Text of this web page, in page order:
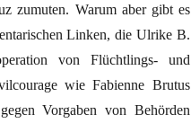
zumuten. Warum aber gibt es
Linken, die Ulrike B.
von Flüchtlings- und
wie Fabienne Brutus
Vorgaben von Behörden